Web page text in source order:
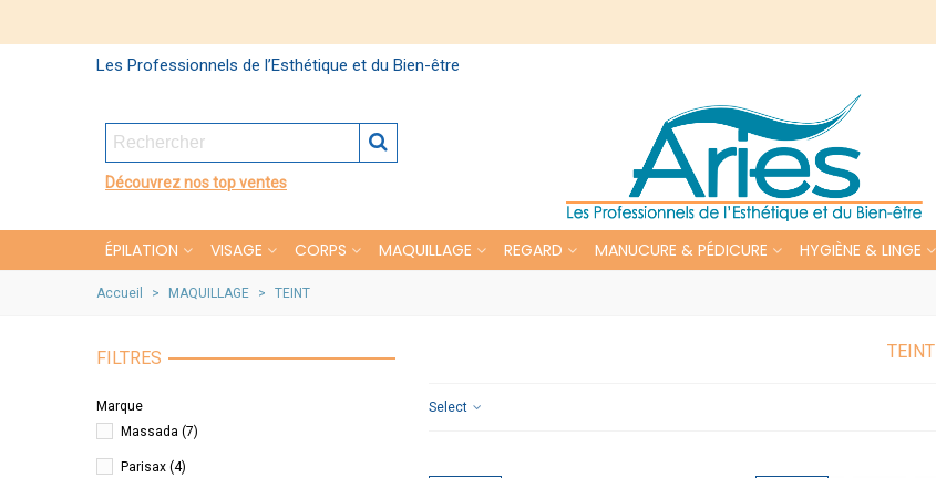
Les Professionnels de l’Esthétique et du Bien-être
Découvrez nos top ventes
ÉPILATION VISAGE CORPS MAQUILLAGE REGARD MANUCURE & PÉDICURE HYGIÈNE & LINGE
Accueil > MAQUILLAGE > TEINT
FILTRES
Marque
Massada (7)
Parisax (4)
TEINT
Select